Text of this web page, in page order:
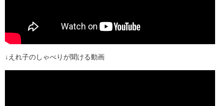
↓えれ子のしゃべりが聞ける動画